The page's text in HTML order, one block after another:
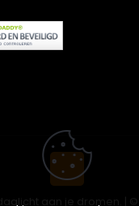
aan je dromen. | ©